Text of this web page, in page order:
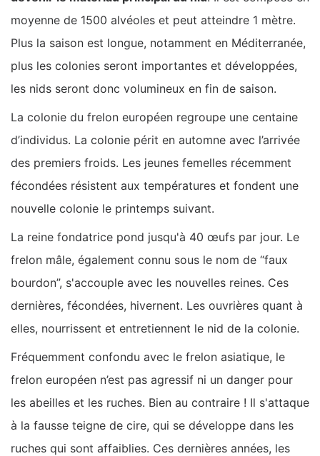
moyenne de 1500 alvéoles et peut atteindre 1 mètre.
Plus la saison est longue, notamment en Méditerranée,
plus les colonies seront importantes et développées,
les nids seront donc volumineux en fin de saison.
La colonie du frelon européen regroupe une centaine
d’individus. La colonie périt en automne avec l’arrivée
des premiers froids. Les jeunes femelles récemment
fécondées résistent aux températures et fondent une
nouvelle colonie le printemps suivant.
La reine fondatrice pond jusqu'à 40 œufs par jour. Le
frelon mâle, également connu sous le nom de “faux
bourdon”, s'accouple avec les nouvelles reines. Ces
dernières, fécondées, hivernent. Les ouvrières quant à
elles, nourrissent et entretiennent le nid de la colonie.
Fréquemment confondu avec le frelon asiatique, le
frelon européen n’est pas agressif ni un danger pour
les abeilles et les ruches. Bien au contraire ! Il s'attaque
à la fausse teigne de cire, qui se développe dans les
ruches qui sont affaiblies. Ces dernières années, les